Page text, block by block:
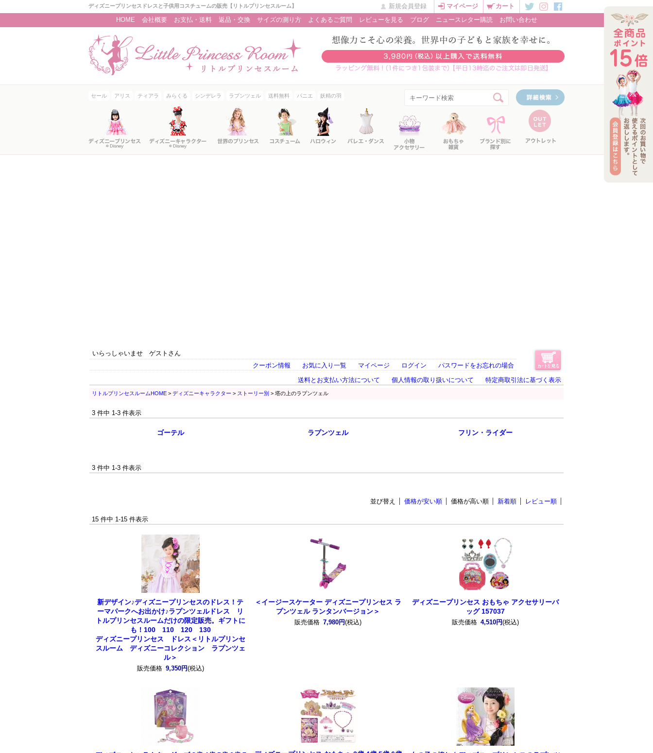
ディズニープリンセスドレスと子供用コスチュームの販売【リトルプリンセスルーム】 新規会員登録 マイページ
カート
HOME
会社概要 お支払・送料 返品・交換 サイズの測り方 よくあるご質問 レビューを見る ブログ ニュースレター購読 お問い合わせ
セール アリス ティアラ みらくる シンデレラ ラプンツェル 送料無料 パニエ 妖精の羽
いらっしゃいませ ゲストさん
クーポン情報
お気に入り一覧 マイページ ログイン
パスワードをお忘れの場合
送料とお支払い方法について
個人情報の取り扱いについて 特定商取引法に基づく表示
リトルプリンセスルームHOME > ディズニーキャラクター > ストーリー別 > 塔の上のラプンツェル
3 件中 1-3 件表示
ゴーテル ラプンツェル フリン・ライダー
3 件中 1-3 件表示
並び替え 価格が安い順 価格が高い順 新着順 レビュー順
15 件中 1-15 件表示
新デザイン♪ディズニープリンセスのドレス！テ
ーマパークへお出かけ♪ラプンツェルドレス リ
トルプリンセスルームだけの限定販売。ギフトに
も！100 110 120 130
ディズニープリンセス ドレス＜リトルプリンセ
スルーム ディズニーコレクション ラプンツェ
ル＞
販売価格 9,350円(税込)
＜イージースケーター ディズニープリンセス ラ
プンツェル ランタンバージョン＞
販売価格 7,980円(税込)
ディズニープリンセス おもちゃ アクセサリーバ
ッグ 157037
販売価格 4,510円(税込)